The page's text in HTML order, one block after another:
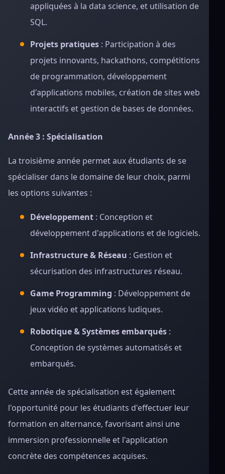
appliquées à la data science, et utilisation de
SQL.
Projets pratiques : Participation à des
projets innovants, hackathons, compétitions
de programmation, développement
d'applications mobiles, création de sites web
interactifs et gestion de bases de données.
Année 3 : Spécialisation
La troisième année permet aux étudiants de se
spécialiser dans le domaine de leur choix, parmi
les options suivantes :
Développement : Conception et
développement d'applications et de logiciels.
Infrastructure & Réseau : Gestion et
sécurisation des infrastructures réseau.
Game Programming : Développement de
jeux vidéo et applications ludiques.
Robotique & Systèmes embarqués :
Conception de systèmes automatisés et
embarqués.
Cette année de spécialisation est également
l'opportunité pour les étudiants d'effectuer leur
formation en alternance, favorisant ainsi une
immersion professionnelle et l'application
concrète des compétences acquises.